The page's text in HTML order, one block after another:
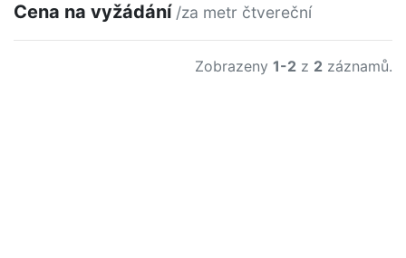
Cena na vyžádání /za metr čtvereční
Zobrazeny 1-2 z 2 záznamů.